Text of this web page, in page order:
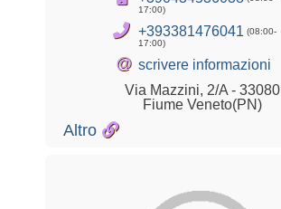
17:00)
+393381476041 (08:00-
17:00)
@ scrivere informazioni
Via Mazzini, 2/A - 33080
Fiume Veneto(PN)
Altro